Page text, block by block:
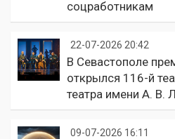
соцработникам
22-07-2026 20:42
В Севастополе
открылся 116-й
театра имени А. В.
09-07-2026 16:11